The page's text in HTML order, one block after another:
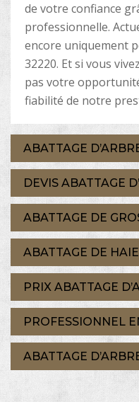
de votre confiance
professionnelle.
encore uniquement
32220. Et si vous
pas votre
fiabilité de notre
ABATTAGE
DEVIS ABATTAGE
ABATTAGE DE
ABATTAGE DE HAIE
PRIX ABATTAGE
PROFESSIONNEL
ABATTAGE